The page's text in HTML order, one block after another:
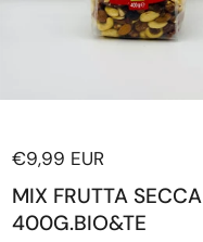
Prezzo di listino
€9,99 EUR
MIX FRUTTA SECCA
400G.BIO&TE